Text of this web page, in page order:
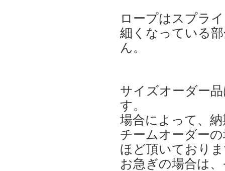
ロープはスプラ
細くなっている
ん。
サイズオーダー
す。
場合によって、
チームオーダー
ほど頂いており
お急ぎの場合は